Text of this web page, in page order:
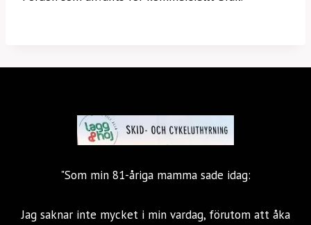
"Som min 81-åriga mamma sade idag:
Jag saknar inte mycket i min vardag, förutom att åka